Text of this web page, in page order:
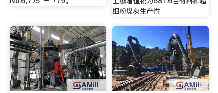
细粉煤灰生产性